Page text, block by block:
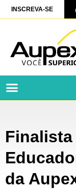
INSCREVA-SE
da